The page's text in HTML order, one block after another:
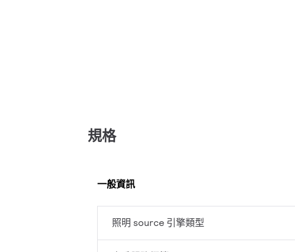
規格
一般資訊
照明 source 引擎類型